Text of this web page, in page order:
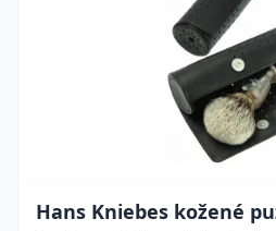
Hans Kniebes kožené